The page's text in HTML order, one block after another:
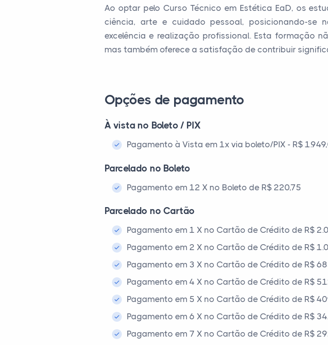
Ao optar pelo Curso Técnico em Estética EaD, os
ciência, arte e cuidado pessoal, posicionando-se
excelência e realização profissional. Esta formação
mas também oferece a satisfação de contribuir
Opções de pagamento
À vista no Boleto / PIX
Pagamento à Vista em 1x via boleto/PIX - R$
Parcelado no Boleto
Pagamento em 12 X no Boleto de R$ 220,75
Parcelado no Cartão
Pagamento em 1 X no Cartão de Crédito de R$
Pagamento em 2 X no Cartão de Crédito de R$
Pagamento em 3 X no Cartão de Crédito de R$
Pagamento em 4 X no Cartão de Crédito de R$
Pagamento em 5 X no Cartão de Crédito de R$
Pagamento em 6 X no Cartão de Crédito de R$
Pagamento em 7 X no Cartão de Crédito de R$